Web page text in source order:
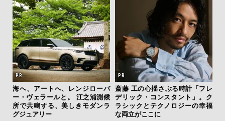
海へ、アートへ、レンジローバ
ー・ヴェラールと。 江之浦測候
所で共鳴する、美しきモダンラ
グジュアリー
斎藤 工の心揺さぶる時計「フレ
デリック・コンスタント」。ク
ラシックとテクノロジーの幸福
な両立がここに